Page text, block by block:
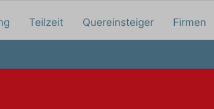
Teilzeit Quereinsteiger Firmen